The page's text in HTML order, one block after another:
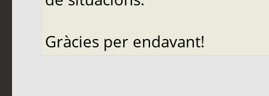
Gràcies per endavant!